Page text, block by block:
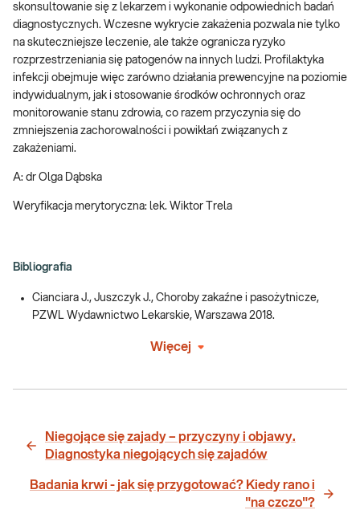
skonsultowanie się z lekarzem i wykonanie odpowiednich badań
diagnostycznych. Wczesne wykrycie zakażenia pozwala nie tylko
na skuteczniejsze leczenie, ale także ogranicza ryzyko
rozprzestrzeniania się patogenów na innych ludzi. Profilaktyka
infekcji obejmuje więc zarówno działania prewencyjne na poziomie
indywidualnym, jak i stosowanie środków ochronnych oraz
monitorowanie stanu zdrowia, co razem przyczynia się do
zmniejszenia zachorowalności i powikłań związanych z
zakażeniami.
A: dr Olga Dąbska
Weryfikacja merytoryczna: lek. Wiktor Trela
Bibliografia
Cianciara J., Juszczyk J., Choroby zakaźne i pasożytnicze,
PZWL Wydawnictwo Lekarskie, Warszawa 2018.
Więcej
Niegojące się zajady – przyczyny i objawy.
Diagnostyka niegojących się zajadów
Badania krwi - jak się przygotować? Kiedy rano i
"na czczo"?